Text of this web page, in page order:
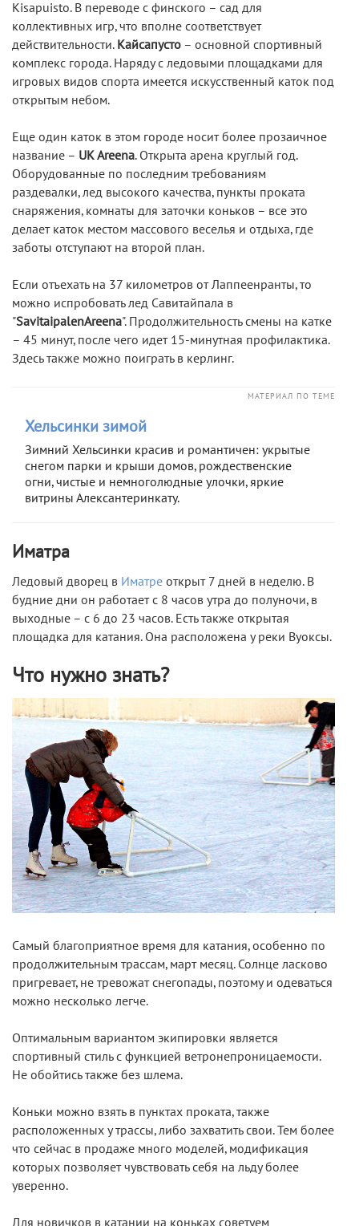
Kisapuisto. В переводе с финского – сад для
коллективных игр, что вполне соответствует
действительности. Кайсапусто – основной спортивный
комплекс города. Наряду с ледовыми площадками для
игровых видов спорта имеется искусственный каток под
открытым небом.
Еще один каток в этом городе носит более прозаичное
название – UK Areena. Открыта арена круглый год.
Оборудованные по последним требованиям
раздевалки, лед высокого качества, пункты проката
снаряжения, комнаты для заточки коньков – все это
делает каток местом массового веселья и отдыха, где
заботы отступают на второй план.
Если отъехать на 37 километров от Лаппеенранты, то
можно испробовать лед Савитайпала в
"SavitaipalenAreena". Продолжительность смены на катке
– 45 минут, после чего идет 15-минутная профилактика.
Здесь также можно поиграть в керлинг.
МАТЕРИАЛ ПО ТЕМЕ
Хельсинки зимой
Зимний Хельсинки красив и романтичен: укрытые
снегом парки и крыши домов, рождественские
огни, чистые и немноголюдные улочки, яркие
витрины Алексантеринкату.
Иматра
Ледовый дворец в Иматре открыт 7 дней в неделю. В
будние дни он работает с 8 часов утра до полуночи, в
выходные – с 6 до 23 часов. Есть также открытая
площадка для катания. Она расположена у реки Вуоксы.
Что нужно знать?
Самый благоприятное время для катания, особенно по
продолжительным трассам, март месяц. Солнце ласково
пригревает, не тревожат снегопады, поэтому и одеваться
можно несколько легче.
Оптимальным вариантом экипировки является
спортивный стиль с функцией ветронепроницаемости.
Не обойтись также без шлема.
Коньки можно взять в пунктах проката, также
расположенных у трассы, либо захватить свои. Тем более
что сейчас в продаже много моделей, модификация
которых позволяет чувствовать себя на льду более
уверенно.
Для новичков в катании на коньках советуем